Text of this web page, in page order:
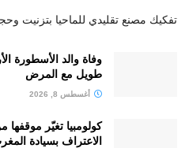
تفكيك مصنع تقليدي للماحيا بتزنيت وحجز نحو 700 لتر من
وفاة والد الأسطورة
طويل مع المرض
أغسطس 8, 2026
كولومبيا تغيّر
الاعتراف بسيادة